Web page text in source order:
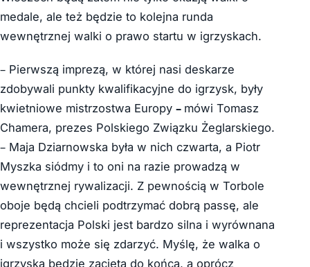
medale, ale też będzie to kolejna runda
wewnętrznej walki o prawo startu w igrzyskach.
– Pierwszą imprezą, w której nasi deskarze
zdobywali punkty kwalifikacyjne do igrzysk, były
kwietniowe mistrzostwa Europy – mówi Tomasz
Chamera, prezes Polskiego Związku Żeglarskiego.
– Maja Dziarnowska była w nich czwarta, a Piotr
Myszka siódmy i to oni na razie prowadzą w
wewnętrznej rywalizacji. Z pewnością w Torbole
oboje będą chcieli podtrzymać dobrą passę, ale
reprezentacja Polski jest bardzo silna i wyrównana
i wszystko może się zdarzyć. Myślę, że walka o
igrzyska będzie zacięta do końca, a oprócz